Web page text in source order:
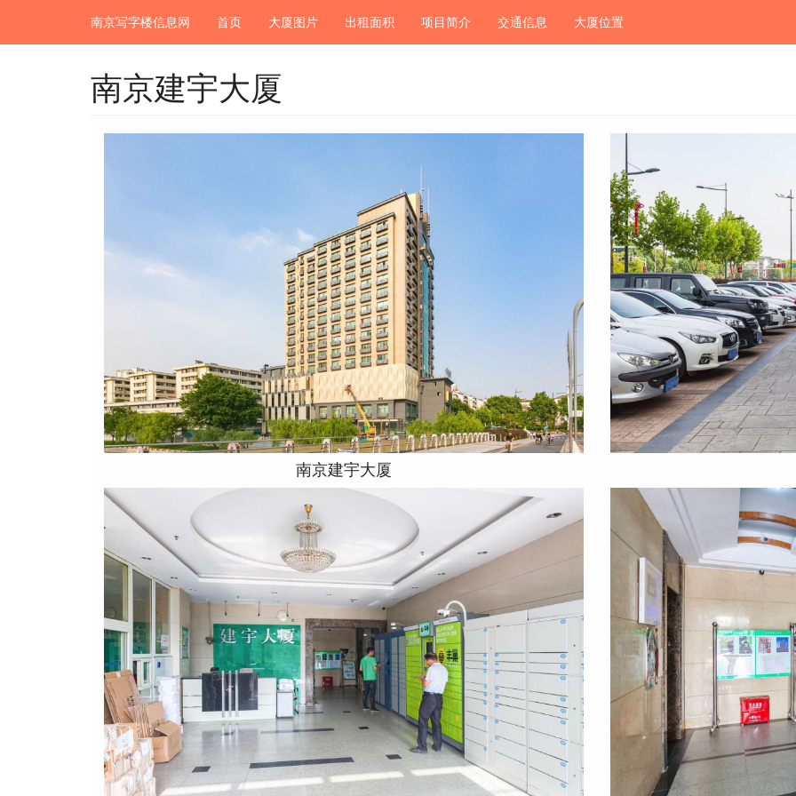
南京写字楼信息网 首页 大厦图片 出租面积 项目简介 交通信息 大厦位置
南京建宇大厦
南京建宇大厦